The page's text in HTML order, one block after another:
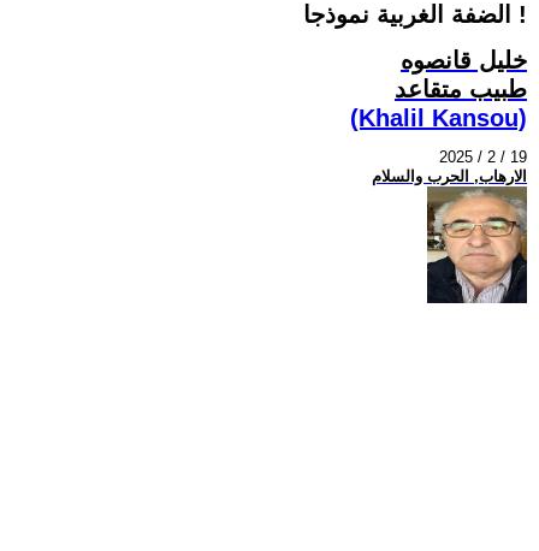
الضفة الغربية نموذجا !
خليل قانصوه
طبيب متقاعد
(Khalil Kansou)
2025 / 2 / 19
الارهاب, الحرب والسلام